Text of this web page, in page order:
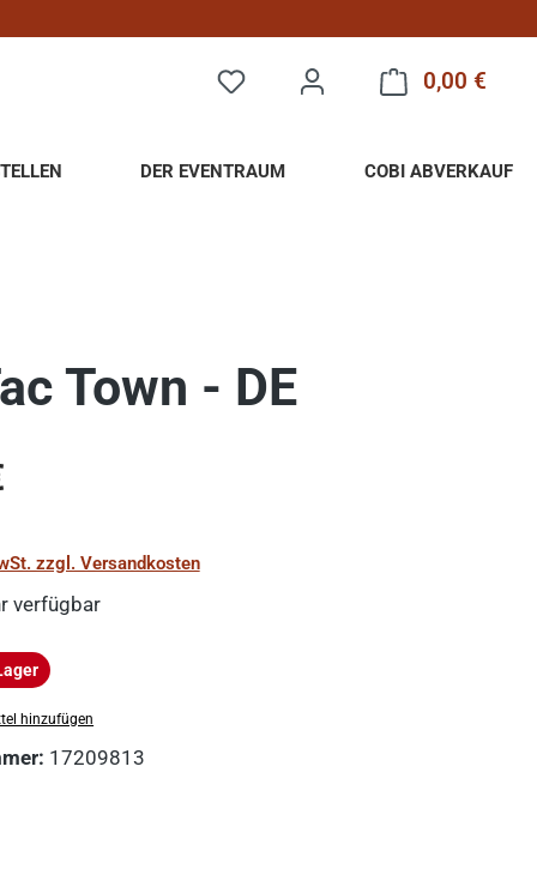
0,00 €
DER EVENTRAUM COBI ABVERKAUF
Town - DE
zzgl. Versandkosten
verfügbar
hinzufügen
17209813